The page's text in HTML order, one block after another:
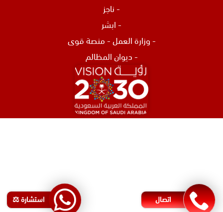
-ناجز
-ابشر
-وزارة العمل-منصة قوى
-ديوان المظالم
اتصال استشارة ⚖️
محامي مطالبات مالية في البحرين
رقم محامي في البحرين